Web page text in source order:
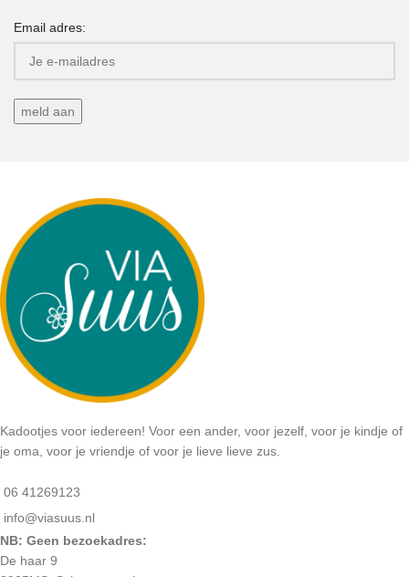
Email adres:
Kadootjes voor iedereen! Voor een ander, voor jezelf, voor je kindje of
je oma, voor je vriendje of voor je lieve lieve zus.
06 41269123
info@viasuus.nl
NB: Geen bezoekadres:
De haar 9